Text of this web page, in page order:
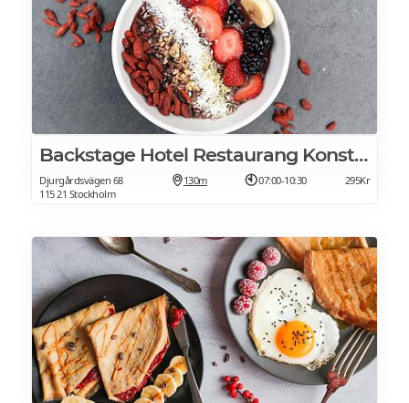
Backstage Hotel Restaurang Konsthallen
Djurgårdsvägen 68
115 21 Stockholm
130m 07:00-10:30 295Kr